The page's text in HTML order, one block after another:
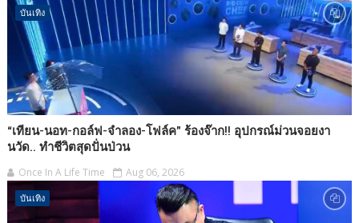
บันเทิง
“เทียน-นอท-กอล์ฟ-จำลอง-โฟล์ค” ร้องจ๊าก!! อุปกรณ์ม่วนจอยงา
นวัด.. ทำชีวิตสุดปั่นป่วน
Once In A Life Time Aug 06, 2026
บันเทิง